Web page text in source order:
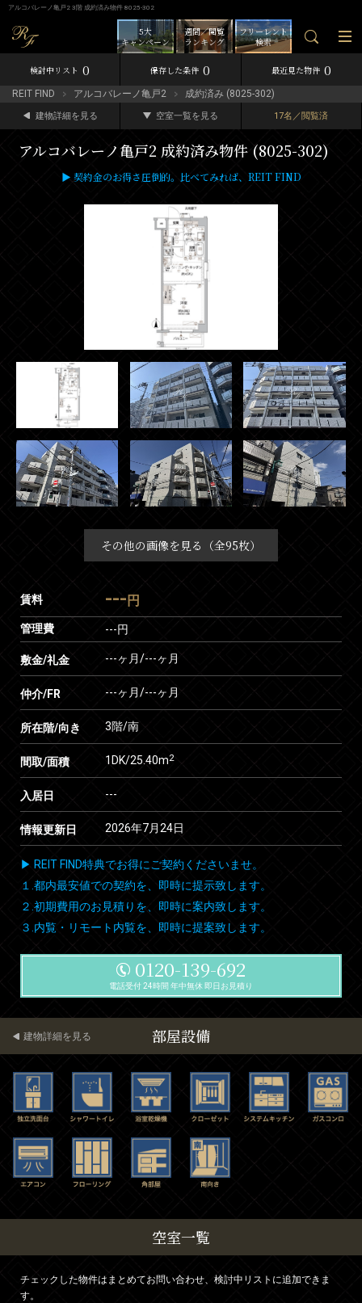
アルコバレーノ亀戸2 3階 成約済み物件 8025-302
フリーレント
検索
週間／閲覧
ランキング
5大
キャンペーン
検討中リスト 0 保存した条件 0 最近見た物件 0
REIT FIND アルコバレーノ亀戸2 成約済み (8025-302)
建物詳細を見る 空室一覧を見る 17名／閲覧済
アルコバレーノ亀戸2 成約済み物件 (8025-302)
▶ 契約金のお得さ圧倒的。比べてみれば、REIT FIND
その他の画像を見る（全95枚）
賃料 --- 円
管理費 ---円
敷金/礼金 ---ヶ月/---ヶ月
仲介/FR ---ヶ月/---ヶ月
所在階/向き 3階/南
間取/面積 1DK/25.40m2
入居日 ---
情報更新日 2026年7月24日
▶ REIT FIND特典でお得にご契約くださいませ。
１.都内最安値での契約を、即時に提示致します。
２.初期費用のお見積りを、即時に案内致します。
３.内覧・リモート内覧を、即時に提案致します。
0120-139-692
電話受付 24時間 年中無休 即日お見積り
部屋設備
建物詳細を見る
空室一覧
チェックした物件はまとめてお問い合わせ、検討中リストに追加できま
す。